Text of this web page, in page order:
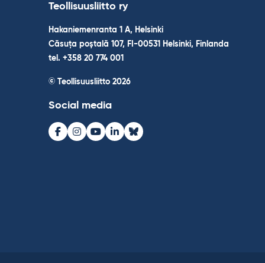
Teollisuusliitto ry
Hakaniemenranta 1 A, Helsinki
Căsuța poștală 107, FI-00531 Helsinki, Finlanda
tel. +358 20 774 001
© Teollisuusliitto 2026
Social media
Facebook
Instagram
Youtube
LinkedInBluesky